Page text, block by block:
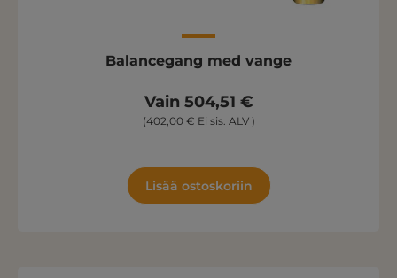
Balancegang med vange
Vain 504,51 €
(402,00 € Ei sis. ALV )
Lisää ostoskoriin